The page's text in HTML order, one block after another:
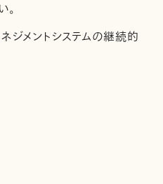
。
ジメントシステムの継続的